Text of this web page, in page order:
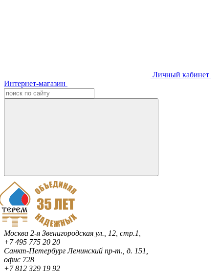
Личный кабинет
Интернет-магазин
Москва 2-я Звенигородская ул., 12, стр.1,
+7 495 775 20 20
Санкт-ПетербургЛенинский пр-т., д. 151,
офис 728
+7 812 329 19 92